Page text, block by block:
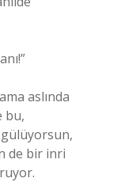
aslında
bu,
gülüyorsun,
de bir inri